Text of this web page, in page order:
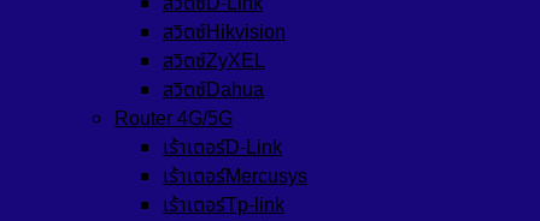
สวิตซ์Hikvision
สวิตซ์ZyXEL
สวิตซ์Dahua
Router 4G/5G
เร้าเตอร์D-Link
เร้าเตอร์Mercusys
เร้าเตอร์Tp-link